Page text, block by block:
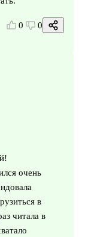
0 0
очень
в
читала в